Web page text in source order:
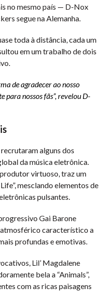
no mesmo país — D-Nox
segue na Alemanha.
toda à distância, cada um
em um trabalho de dois
de agradecer ao nosso
para nossos fãs”, revelou D-
alguns dos
da música eletrônica.
virtuoso, traz um
mesclando elementos de
pulsantes.
Gai Barone
característico a
profundas e emotivas.
Lil’ Magdalene
bela a “Animals”,
com as ricas paisagens